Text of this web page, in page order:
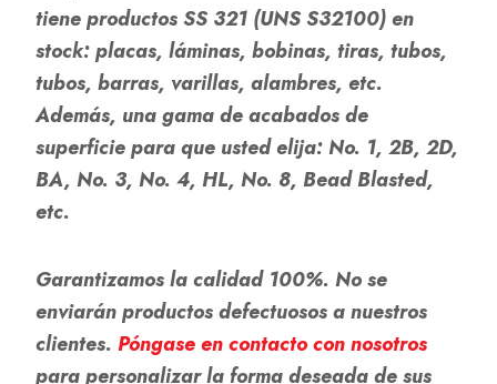
tiene productos SS 321 (UNS S32100) en
stock: placas, láminas, bobinas, tiras, tubos,
tubos, barras, varillas, alambres, etc.
Además, una gama de acabados de
superficie para que usted elija: No. 1, 2B, 2D,
BA, No. 3, No. 4, HL, No. 8, Bead Blasted,
etc.
Garantizamos la calidad 100%. No se
enviarán productos defectuosos a nuestros
clientes.Póngase en contacto con nosotros
para personalizar la forma deseada de sus